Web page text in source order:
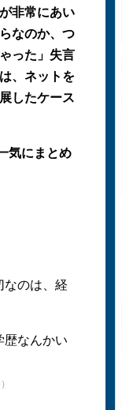
非常にあい
なのか、つ
った」失言
、ネットを
したケース
気にまとめ
なのは、経
歴なんかい